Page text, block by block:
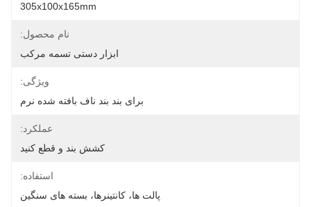
305x100x165mm
نام محصول:
ابزار دستی تسمه مرکب
ویژگی:
برای بند بند ناف بافته شده نرم
عملکرد:
کشش بند و قطع کنید
استفاده:
پالت ها، کانتینرها، بسته های سنگین